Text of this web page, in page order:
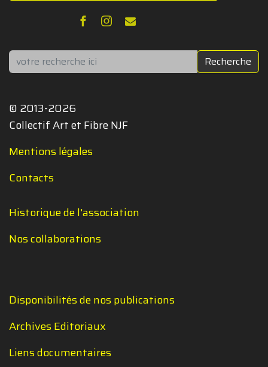
Rechercher Recherche
© 2013-2026
Collectif Art et Fibre NJF
Mentions légales
Contacts
Historique de l'association
Nos collaborations
Disponibilités de nos publications
Archives Editoriaux
Liens documentaires